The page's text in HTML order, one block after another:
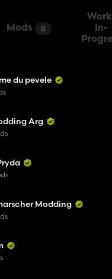
Mods 0
In-
du pevele
Arg
Modding